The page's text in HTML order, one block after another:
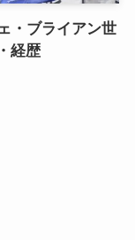
・ブライアン世
経歴